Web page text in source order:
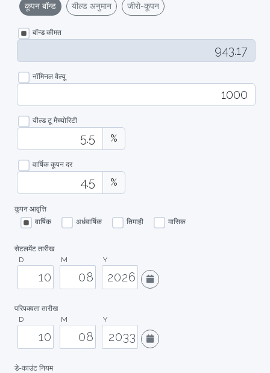
कूपन बॉन्ड यील्ड अनुमान जीरो-कूपन
बॉन्ड कीमत
नॉमिनल वैल्यू
यील्ड टू मैच्योरिटी
%
वार्षिक कूपन दर
%
कूपन आवृत्ति
वार्षिक
अर्धवार्षिक तिमाही मासिक
सेटलमेंट तारीख
D
M Y
परिपक्वता तारीख
D
M Y
डे-काउंट नियम